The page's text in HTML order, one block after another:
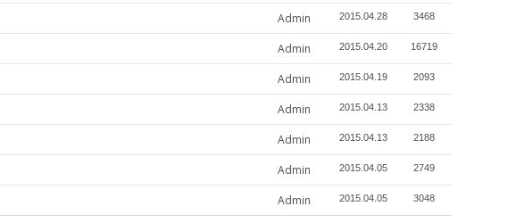
Admin 2015.04.28 3468
Admin 2015.04.20 16719
Admin 2015.04.19 2093
Admin 2015.04.13 2338
Admin 2015.04.13 2188
Admin 2015.04.05 2749
Admin 2015.04.05 3048